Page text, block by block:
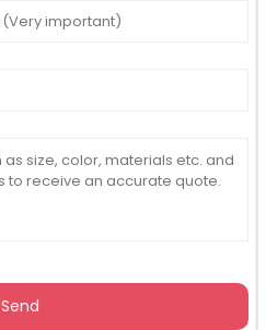
Send